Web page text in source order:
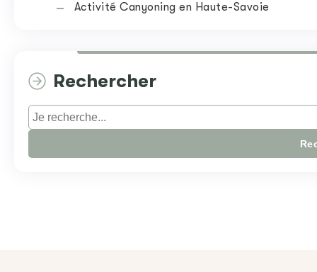
Activité Canyoning en Haute-Savoie
Rechercher